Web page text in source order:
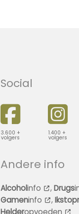
Social
3.600 +
volgers
1.400 +
volgers
Andere info
Alcoholinfo ,Drugs
Gameninfo ,
Helderopvoeden